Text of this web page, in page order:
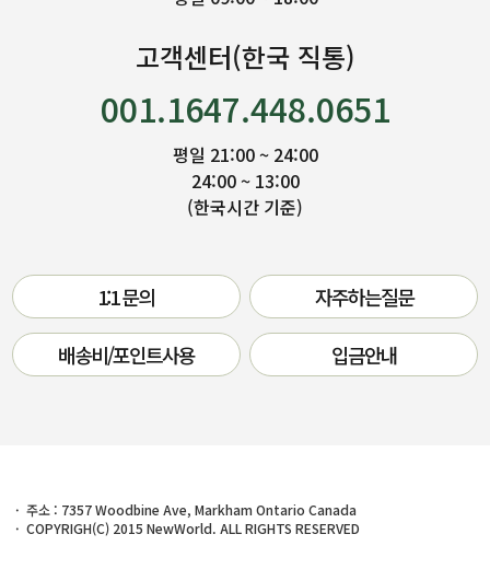
고객센터(한국 직통)
001.1647.448.0651
평일 21:00 ~ 24:00
24:00 ~ 13:00
(한국시간 기준)
1:1 문의 자주하는질문
배송비/포인트사용 입금안내
주소 : 7357 Woodbine Ave, Markham Ontario Canada
COPYRIGH(C) 2015 NewWorld. ALL RIGHTS RESERVED